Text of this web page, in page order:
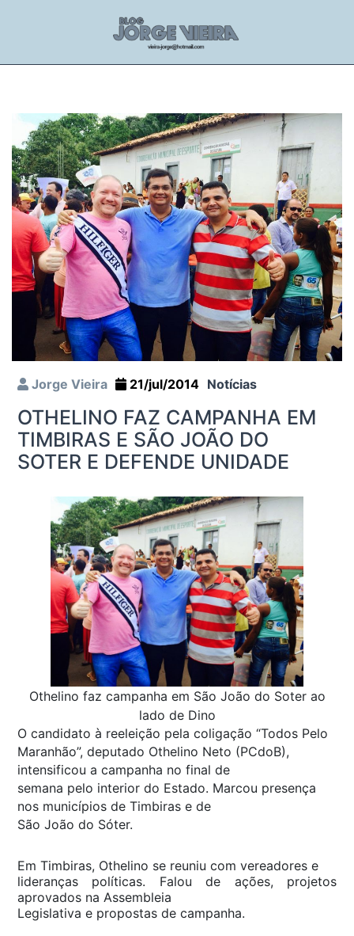
Jorge Vieira 21/jul/2014 Notícias
OTHELINO FAZ CAMPANHA EM
TIMBIRAS E SÃO JOÃO DO
SOTER E DEFENDE UNIDADE
Othelino faz campanha em São João do Soter ao
lado de Dino
O candidato à reeleição pela coligação “Todos Pelo
Maranhão”, deputado Othelino Neto (PCdoB),
intensificou a campanha no final de
semana pelo interior do Estado. Marcou presença
nos municípios de Timbiras e de
São João do Sóter.
Em Timbiras, Othelino se reuniu com vereadores e
lideranças políticas. Falou de ações, projetos
aprovados na Assembleia
Legislativa e propostas de campanha.